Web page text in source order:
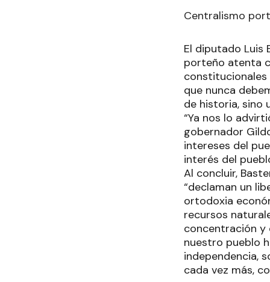
Centralismo
El diputado Luis
porteño atenta
constitucionales
que nunca
de historia, sino
“Ya nos lo
gobernador
intereses del
interés del
Al concluir,
“declaman un
ortodoxia
recursos
concentración y
nuestro pueblo
independencia,
cada vez más,